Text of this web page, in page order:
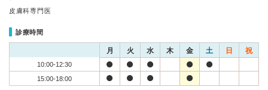
皮膚科専門医
診療時間
月 火 水 木 金 土 日 祝
10:00-12:30
15:00-18:00